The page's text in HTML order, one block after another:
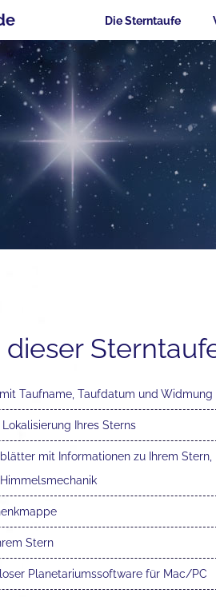
Die Sterntaufe
Taufname, Taufdatum und Widmung
Ihres Sterns
mit Informationen zu Ihrem Stern,
Stern
Planetariumssoftware für Mac/PC